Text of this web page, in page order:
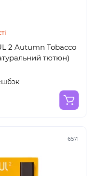
2 Autumn Tobacco
тютюн)
6571